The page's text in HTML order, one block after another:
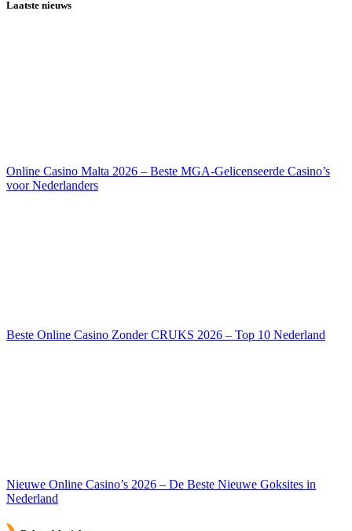
Laatste nieuws
Online Casino Malta 2026 – Beste MGA-Gelicenseerde Casino’s
voor Nederlanders
Beste Online Casino Zonder CRUKS 2026 – Top 10 Nederland
Nieuwe Online Casino’s 2026 – De Beste Nieuwe Goksites in
Nederland